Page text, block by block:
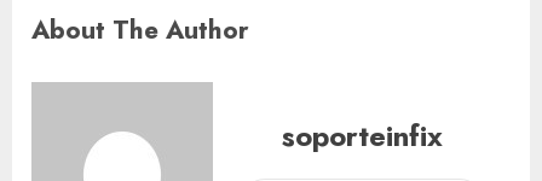
About The Author
soporteinfix